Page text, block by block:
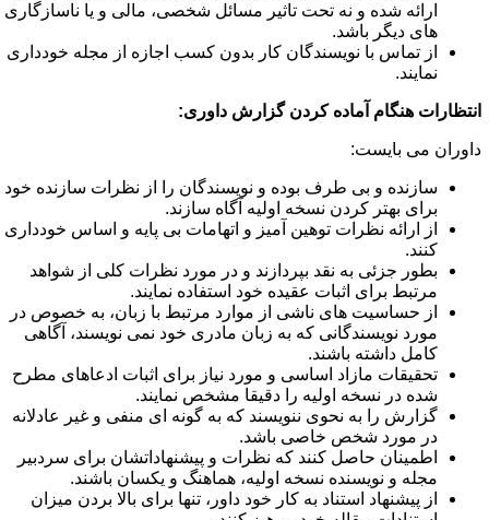
ارائه شده و نه تحت تاثیر مسائل شخصی، مالی و یا ناسازگاری
های دیگر باشد.
از تماس با نویسندگان کار بدون کسب اجازه از مجله خودداری
نمایند.
هنگام آماده کردن گزارش داوری:
می بایست:
سازنده و بی طرف بوده و نویسندگان را از نظرات سازنده خود
برای بهتر کردن نسخه اولیه آگاه سازند.
از ارائه نظرات توهین آمیز و اتهامات بی پایه و اساس خودداری
کنند.
بطور جزئی به نقد بپردازند و در مورد نظرات کلی از شواهد
مرتبط برای اثبات عقیده خود استفاده نمایند.
از حساسیت های ناشی از موارد مرتبط با زبان، به خصوص در
مورد نویسندگانی که به زبان مادری خود نمی نویسند، آگاهی
کامل داشته باشند.
تحقیقات مازاد اساسی و مورد نیاز برای اثبات ادعاهای مطرح
شده در نسخه اولیه را دقیقا مشخص نمایند.
گزارش را به نحوی ننویسند که به گونه ای منفی و غیر عادلانه
در مورد شخص خاصی باشد.
اطمینان حاصل کنند که نظرات و پیشنهاداتشان برای سردبیر
مجله و نویسنده نسخه اولیه، هماهنگ و یکسان باشند.
از پیشنهاد استناد به کار خود داور، تنها برای بالا بردن میزان